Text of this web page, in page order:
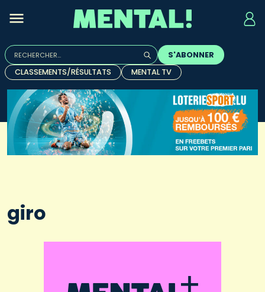
Rechercher :
Quand les résultats de l'auto-complétion sont
S'ABONNER
CLASSEMENTS/RÉSULTATS
MENTAL TV
giro